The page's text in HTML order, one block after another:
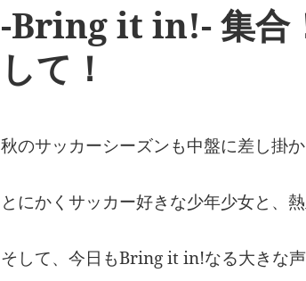
-Bring it in!- 集合
して！
秋のサッカーシーズンも中盤に差し掛か
とにかくサッカー好きな少年少女と、
そして、今日もBring it in!なる大きな声